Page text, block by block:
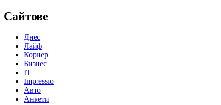
Сайтове
Днес
Лайф
Корнер
Бизнес
IT
Impressio
Авто
Анкети